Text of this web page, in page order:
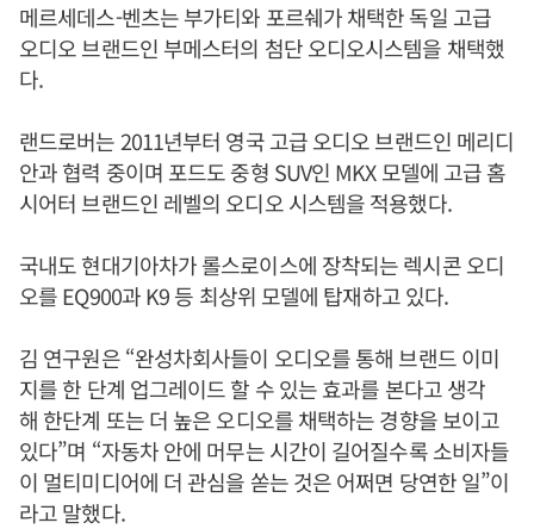
메르세데스-벤츠는 부가티와 포르쉐가 채택한 독일 고급
오디오 브랜드인 부메스터의 첨단 오디오시스템을 채택했
다.
랜드로버는 2011년부터 영국 고급 오디오 브랜드인 메리디
안과 협력 중이며 포드도 중형 SUV인 MKX 모델에 고급 홈
시어터 브랜드인 레벨의 오디오 시스템을 적용했다.
국내도 현대기아차가 롤스로이스에 장착되는 렉시콘 오디
오를 EQ900과 K9 등 최상위 모델에 탑재하고 있다.
김 연구원은 “완성차회사들이 오디오를 통해 브랜드 이미
지를 한 단계 업그레이드 할 수 있는 효과를 본다고 생각
해 한단계 또는 더 높은 오디오를 채택하는 경향을 보이고
있다”며 “자동차 안에 머무는 시간이 길어질수록 소비자들
이 멀티미디어에 더 관심을 쏟는 것은 어쩌면 당연한 일”이
라고 말했다.